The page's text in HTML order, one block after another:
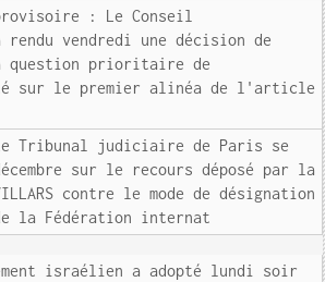
: Le Conseil
vendredi une décision de
question prioritaire de
sur le premier alinéa de l'article
Tribunal judiciaire de Paris se
sur le recours déposé par la
contre le mode de désignation
la Fédération internat
israélien a adopté lundi soir